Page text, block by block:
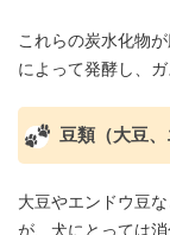
これらの炭水化物
によって発酵し、
豆類（大豆、
大豆やエンドウ豆
が、犬にとっては